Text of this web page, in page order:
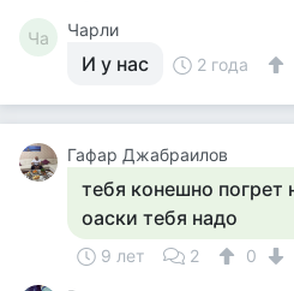
Ча Чарли
И у нас 2 года
Гафар Джабраилов
тебя конешно
оаски тебя надо
9 лет 2
0